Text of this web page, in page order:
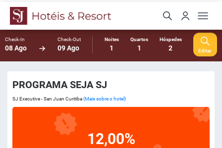
Check-In
08 Ago
Check-Out
09 Ago
Noites
1
Quartos
1
Hóspedes
2 Editar
PROGRAMA SEJA SJ
SJ Executive - San Juan Curitiba(Mais sobre o hotel)
12,00%